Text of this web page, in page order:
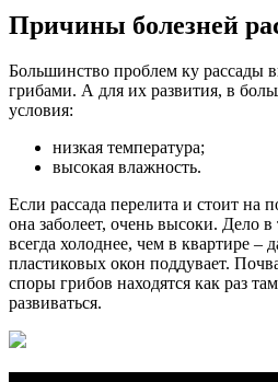
Причины болезней
Большинство проблем ку рассады
грибами. А для их развития, в
условия:
низкая температура;
высокая влажность.
Если рассада перелита и стоит на
она заболеет, очень высоки. Дело
всегда холоднее, чем в квартире –
пластиковых окон поддувает.
споры грибов находятся как раз
развиваться.